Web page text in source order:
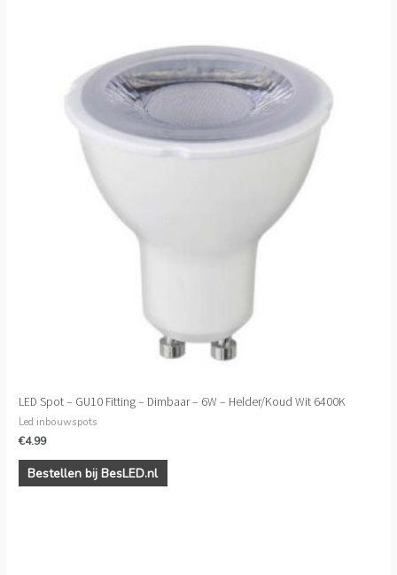
LED Spot – GU10 Fitting – Dimbaar – 6W – Helder/Koud Wit 6400K
Led inbouwspots
€4.99
Bestellen bij BesLED.nl